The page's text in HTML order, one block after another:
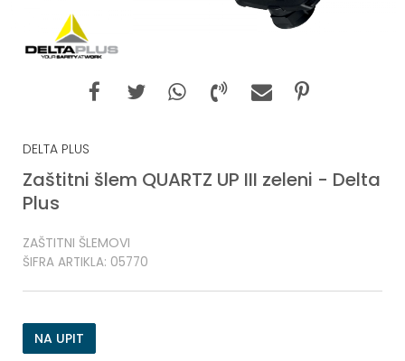
DELTA PLUS
Zaštitni šlem QUARTZ UP III zeleni - Delta
Plus
ZAŠTITNI ŠLEMOVI
ŠIFRA ARTIKLA: 05770
NA UPIT